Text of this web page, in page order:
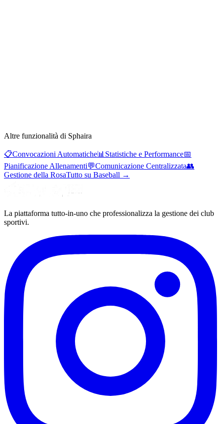
Altre funzionalità di Sphaira
📋Convocazioni Automatiche📊 Statistiche e Performance📅
Pianificazione Allenamenti💬Comunicazione Centralizzata👥
Gestione della RosaTutto su Baseball →
La piattaforma tutto-in-uno che professionalizza la gestione dei club
sportivi.